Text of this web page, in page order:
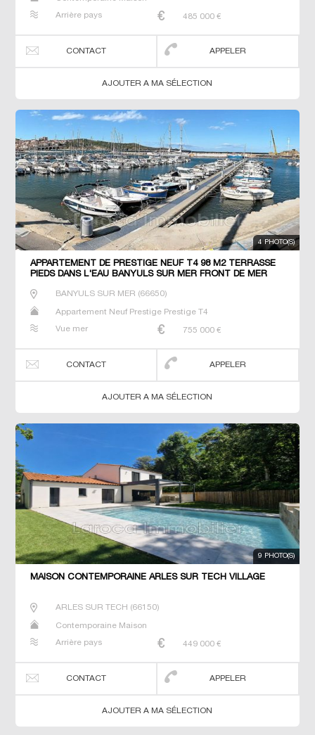
Arrière pays 485 000 €
CONTACT APPELER
AJOUTER A MA SÉLECTION
4 PHOTO(S)
APPARTEMENT DE PRESTIGE NEUF T4 98 M2 TERRASSE
PIEDS DANS L'EAU BANYULS SUR MER FRONT DE MER
BANYULS SUR MER (66650)
Appartement Neuf Prestige Prestige T4
Vue mer 755 000 €
CONTACT APPELER
AJOUTER A MA SÉLECTION
9 PHOTO(S)
MAISON CONTEMPORAINE ARLES SUR TECH VILLAGE
ARLES SUR TECH (66150)
Contemporaine Maison
Arrière pays 449 000 €
CONTACT APPELER
AJOUTER A MA SÉLECTION